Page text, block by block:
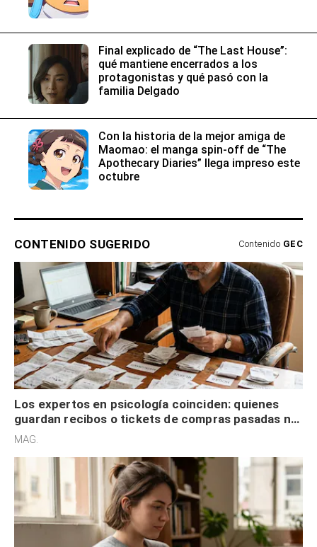
Final explicado de “The Last House”:
qué mantiene encerrados a los
protagonistas y qué pasó con la
familia Delgado
Con la historia de la mejor amiga de
Maomao: el manga spin-off de “The
Apothecary Diaries” llega impreso este
octubre
CONTENIDO SUGERIDO Contenido GEC
Los expertos en psicología coinciden: quienes
guardan recibos o tickets de compras pasadas no
son acumuladores, sino que tienen necesidad de
MAG.